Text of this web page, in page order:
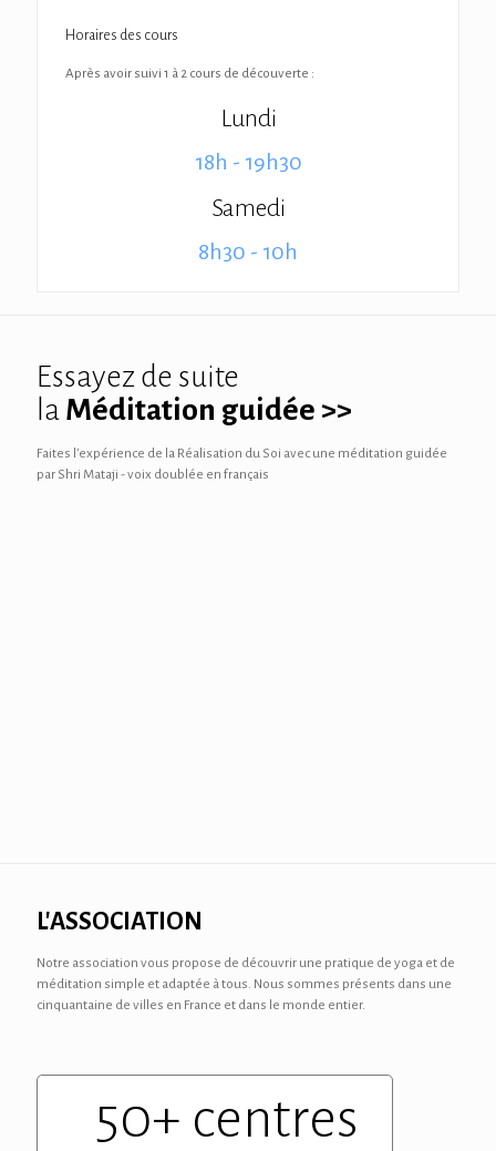
Horaires des cours
Après avoir suivi 1 à 2 cours de découverte :
Lundi
18h - 19h30
Samedi
8h30 - 10h
Essayez de suite
la Méditation guidée >>
Faites l'expérience de la Réalisation du Soi avec une méditation guidée
par Shri Mataji - voix doublée en français
L'ASSOCIATION
Notre association vous propose de découvrir une pratique de yoga et de
méditation simple et adaptée à tous. Nous sommes présents dans une
cinquantaine de villes en France et dans le monde entier.
50+ centres